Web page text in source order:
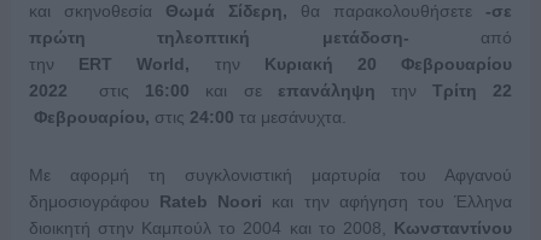
και σκηνοθεσία Θωμά Σίδερη, θα παρακολουθήσετε -σε
πρώτη τηλεοπτική μετάδοση- από
την ERT World, την Κυριακή
20 Φεβρουαρίου
2022
στις 16:00 και σεεπανάληψη την Τρίτη 22
Φεβρουαρίου, στις 24:00 τα μεσάνυχτα.
Με αφορμή τη συγκλονιστική μαρτυρία του Αφγανού
δημοσιογράφου Rateb Noori και την αφήγηση του Έλληνα
διοικητή στην Καμπούλ το 2004 και το 2008, Κωνσταντίνου